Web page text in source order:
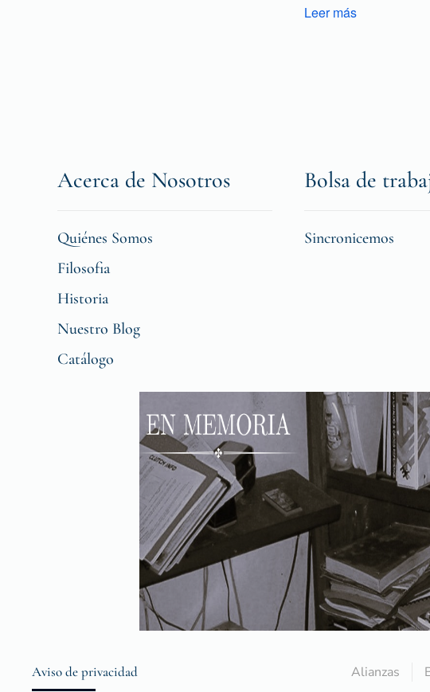
Leer más
Acerca de Nosotros
Quiénes Somos
Filosofia
Historia
Nuestro Blog
Catálogo
Bolsa de
Sincronicemos
Aviso de privacidad Alianzas